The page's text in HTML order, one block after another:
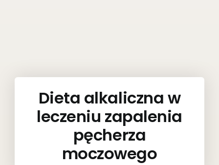
Dieta alkaliczna w
leczeniu zapalenia
pęcherza
moczowego